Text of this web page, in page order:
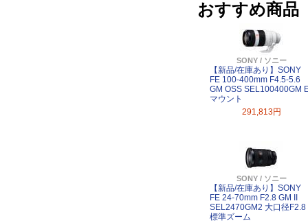
おすすめ商品
SONY / ソニー
【新品/在庫あり】SONY
FE 100-400mm F4.5-5.6
GM OSS SEL100400GM
マウント
291,813円
SONY / ソニー
【新品/在庫あり】SONY
FE 24-70mm F2.8 GM II
SEL2470GM2 大口径F2.8
標準ズーム